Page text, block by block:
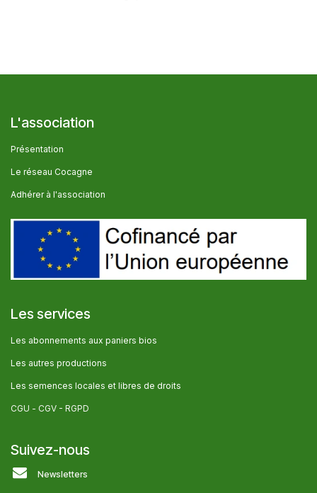
L'association
Présentation
Le réseau Cocagne
Adhérer à l'association
Les services
Les abonnem​ents aux paniers bios
Les autres producti​ons
Les semences locales et libres de droits
CGU - CGV - RGPD
Suivez-nous
Newsletters